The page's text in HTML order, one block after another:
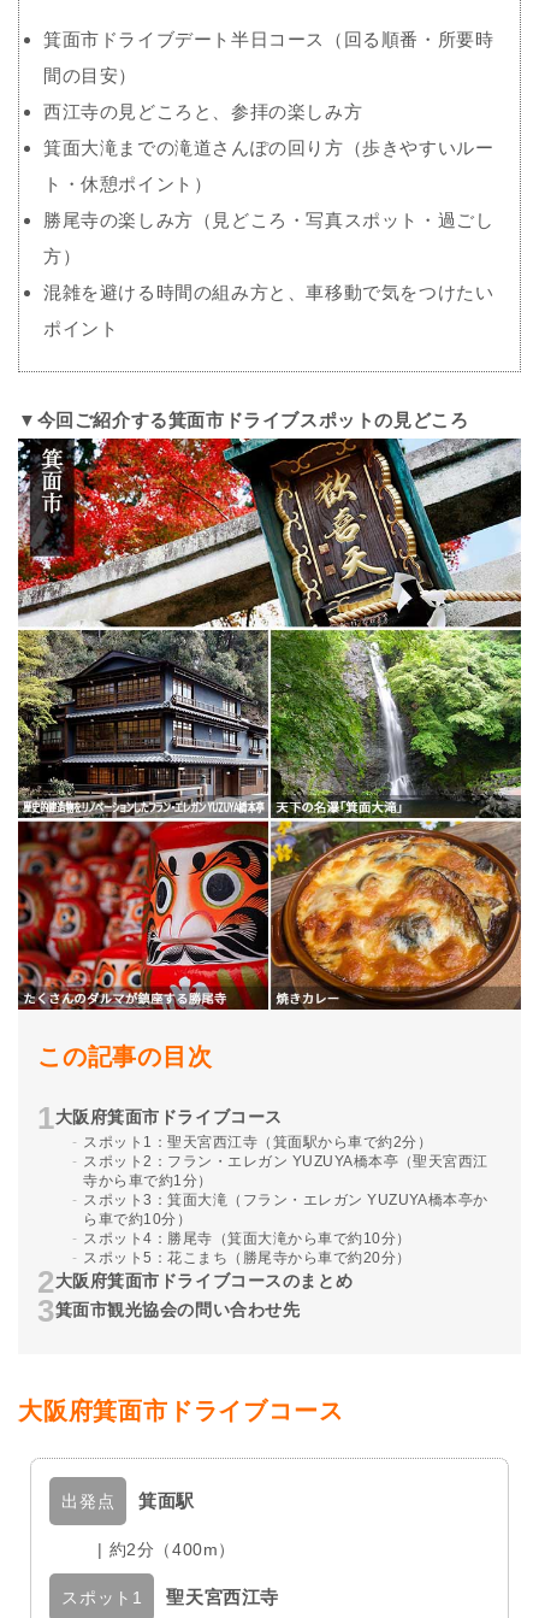
箕面市ドライブデート半日コース（回る順番・所要時
間の目安）
西江寺の見どころと、参拝の楽しみ方
箕面大滝までの滝道さんぽの回り方（歩きやすいルー
ト・休憩ポイント）
勝尾寺の楽しみ方（見どころ・写真スポット・過ごし
方）
混雑を避ける時間の組み方と、車移動で気をつけたい
ポイント
▼今回ご紹介する箕面市ドライブスポットの見どころ
この記事の目次
大阪府箕面市ドライブコース
スポット1：聖天宮西江寺（箕面駅から車で約2分）
スポット2：フラン・エレガン YUZUYA橋本亭（聖天宮西江
寺から車で約1分）
スポット3：箕面大滝（フラン・エレガン YUZUYA橋本亭か
ら車で約10分）
スポット4：勝尾寺（箕面大滝から車で約10分）
スポット5：花こまち（勝尾寺から車で約20分）
大阪府箕面市ドライブコースのまとめ
箕面市観光協会の問い合わせ先
大阪府箕面市ドライブコース
出発点 箕面駅
| 約2分（400m）
スポット1 聖天宮西江寺